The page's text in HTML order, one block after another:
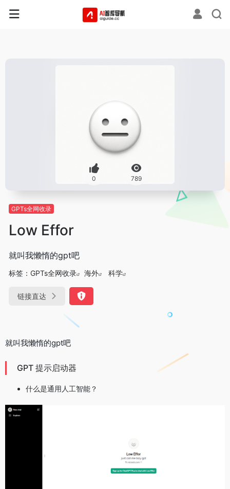
0 789
GPTs全网收录
Low Effor
就叫我懒惰的gpt吧
标签： GPTs全网收录 海外 科学
链接直达
就叫我懒惰的gpt吧
GPT 提示启动器
什么是通用人工智能？